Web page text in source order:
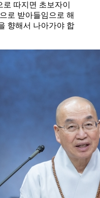
따지면 초보자이
로 받아들임으로 해
향해서 나아가야 합